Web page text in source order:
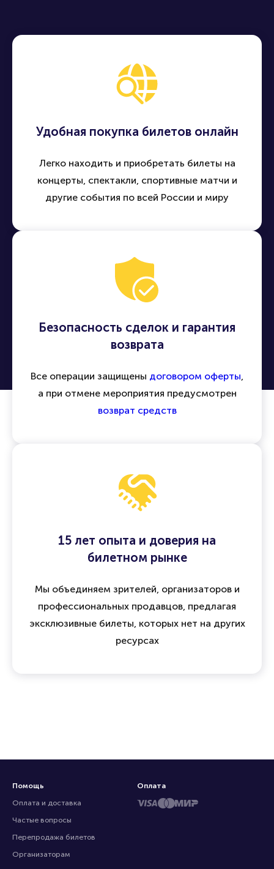
Удобная покупка билетов онлайн
Легко находить и приобретать билеты на
концерты, спектакли, спортивные матчи и
другие события по всей России и миру
Безопасность сделок и гарантия
возврата
Все операции защищены договором оферты,
а при отмене мероприятия предусмотрен
возврат средств
15 лет опыта и доверия на
билетном рынке
Мы объединяем зрителей, организаторов и
профессиональных продавцов, предлагая
эксклюзивные билеты, которых нет на других
ресурсах
Помощь
Оплата и доставка
Частые вопросы
Перепродажа билетов
Организаторам
Оплата